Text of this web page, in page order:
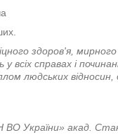
здоров'я,
у всіх справах і
людських
України» акад.